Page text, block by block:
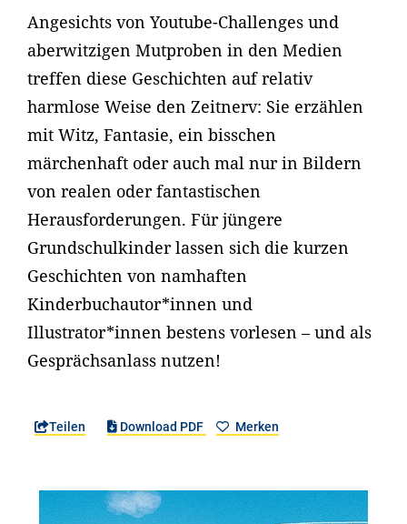
Angesichts von Youtube-Challenges und
aberwitzigen Mutproben in den Medien
treffen diese Geschichten auf relativ
harmlose Weise den Zeitnerv: Sie erzählen
mit Witz, Fantasie, ein bisschen
märchenhaft oder auch mal nur in Bildern
von realen oder fantastischen
Herausforderungen. Für jüngere
Grundschulkinder lassen sich die kurzen
Geschichten von namhaften
Kinderbuchautor*innen und
Illustrator*innen bestens vorlesen – und als
Gesprächsanlass nutzen!
Teilen Download PDF Merken